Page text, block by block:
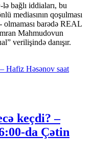
bağlı iddiaları, bu
mediasının qoşulması
olmaması barədə REAL
Mahmudovun
verilişində danışır.
keçdi? –
da Çətin